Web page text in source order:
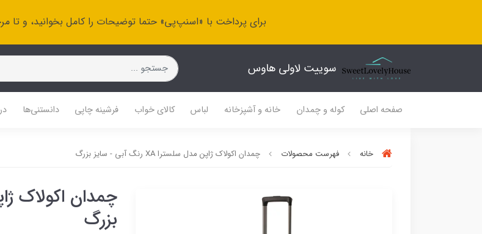
برای پرداخت با «اسنپ‌پی» حتما توضیحات را کامل بخوانید، و تا
سوییت لاولی هاوس
صفحه اصلی کوله و چمدان خانه و آشپزخانه لباس کالای خواب فرشینه چاپی دانستنی‌ها
خانه فهرست محصولات چمدان اکولاک ژاپن مدل سلسترا XA رنگ آبی - سایز بزرگ
بزرگ